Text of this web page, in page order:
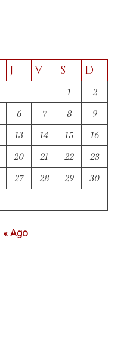
J V S D
1
2
6 7 8
9
13 14 15
16
20 21 22
23
27 28 29
30
« Ago